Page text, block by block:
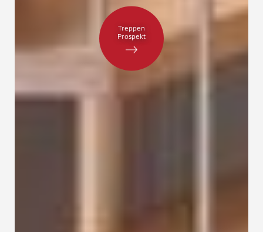
Treppen
Prospekt